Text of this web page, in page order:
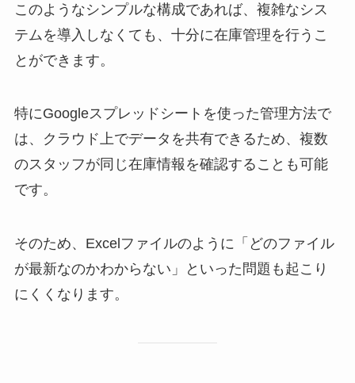
このようなシンプルな構成であれば、複雑なシス
テムを導入しなくても、十分に在庫管理を行うこ
とができます。
特にGoogleスプレッドシートを使った管理方法で
は、クラウド上でデータを共有できるため、複数
のスタッフが同じ在庫情報を確認することも可能
です。
そのため、Excelファイルのように「どのファイル
が最新なのかわからない」といった問題も起こり
にくくなります。